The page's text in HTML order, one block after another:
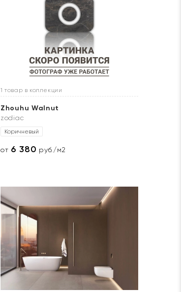
1 товар в коллекции
Zhouhu Walnut
zodiac
Коричневый
от 6 380 руб./м2